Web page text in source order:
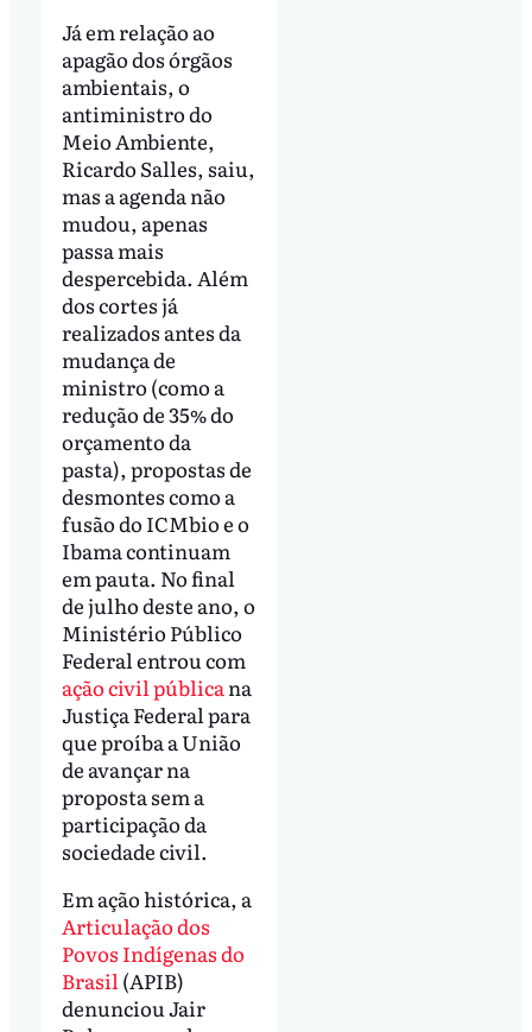
Já em relação ao
apagão dos órgãos
ambientais, o
antiministro do
Meio Ambiente,
Ricardo Salles, saiu,
mas a agenda não
mudou, apenas
passa mais
despercebida. Além
dos cortes já
realizados antes da
mudança de
ministro (como a
redução de 35% do
orçamento da
pasta), propostas de
desmontes como a
fusão do ICMbio e o
Ibama continuam
em pauta. No final
de julho deste ano, o
Ministério Público
Federal entrou com
ação civil pública na
Justiça Federal para
que proíba a União
de avançar na
proposta sem a
participação da
sociedade civil.
Em ação histórica, a
Articulação dos
Povos Indígenas do
Brasil (APIB)
denunciou Jair